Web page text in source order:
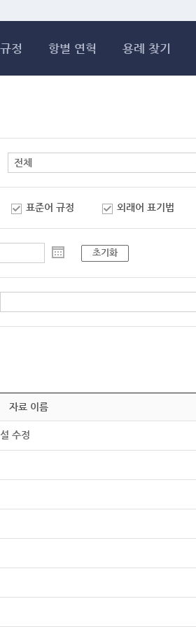
정 항별 연혁 용례 찾기
표준어 규정 외래어 표기법
초기화
자료 이름
수정